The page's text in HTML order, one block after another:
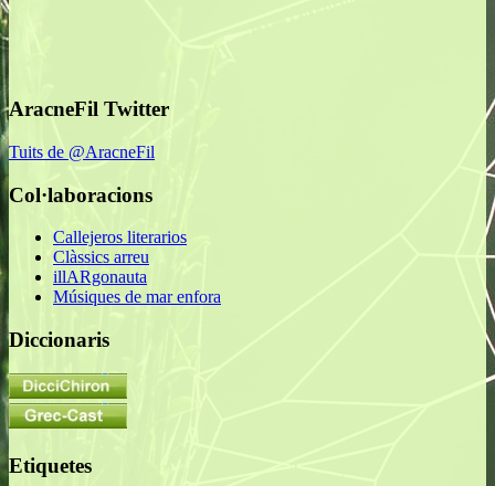
AracneFil Twitter
Tuits de @AracneFil
Col·laboracions
Callejeros literarios
Clàssics arreu
illARgonauta
Músiques de mar enfora
Diccionaris
Etiquetes